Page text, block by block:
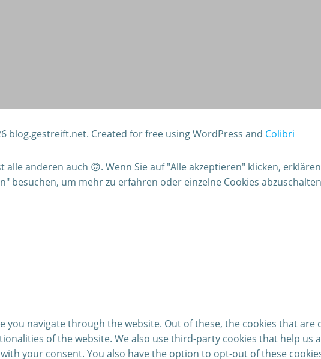
blog.gestreift.net. Created for free using WordPress and Colibri
anderen auch 🙃. Wenn Sie auf "Alle akzeptieren" klicken,
besuchen, um mehr zu erfahren oder einzelne Cookies
you navigate through the website. Out of these, the cookies that
of the website. We also use third-party cookies that help us
your consent. You also have the option to opt-out of these